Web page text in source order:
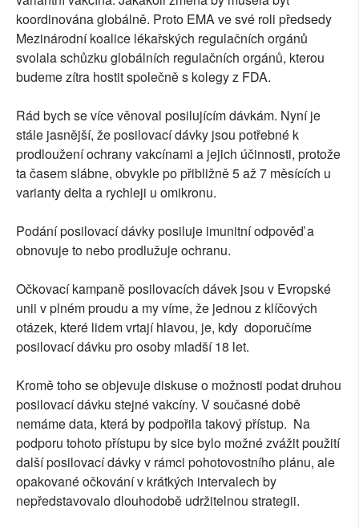
koordinována globálně. Proto EMA ve své roli předsedy
Mezinárodní koalice lékařských regulačních orgánů
svolala schůzku globálních regulačních orgánů, kterou
budeme zítra hostit společně s kolegy z FDA.
Rád bych se více věnoval posilujícím dávkám. Nyní je
stále jasnější, že posilovací dávky jsou potřebné k
prodloužení ochrany vakcínami a jejich účinnosti, protože
ta časem slábne, obvykle po přibližně 5 až 7 měsících u
varianty delta a rychleji u omikronu.
Podání posilovací dávky posiluje imunitní odpověď a
obnovuje to nebo prodlužuje ochranu.
Očkovací kampaně posilovacích dávek jsou v Evropské
unii v plném proudu a my víme, že jednou z klíčových
otázek, které lidem vrtají hlavou, je, kdy doporučíme
posilovací dávku pro osoby mladší 18 let.
Kromě toho se objevuje diskuse o možnosti podat druhou
posilovací dávku stejné vakcíny. V současné době
nemáme data, která by podpořila takový přístup. Na
podporu tohoto přístupu by sice bylo možné zvážit použití
další posilovací dávky v rámci pohotovostního plánu, ale
opakované očkování v krátkých intervalech by
nepředstavovalo dlouhodobě udržitelnou strategii.